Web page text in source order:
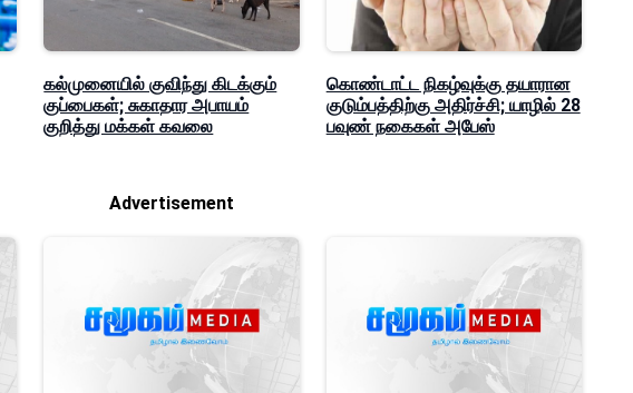
கல்முனையில் குவிந்து கிடக்கும்
குப்பைகள்; சுகாதார அபாயம்
குறித்து மக்கள் கவலை
கொண்டாட்ட நிகழ்வுக்கு தயாரான
குடும்பத்திற்கு அதிர்ச்சி; யாழில் 28
பவுண் நகைகள் அபேஸ்
Advertisement